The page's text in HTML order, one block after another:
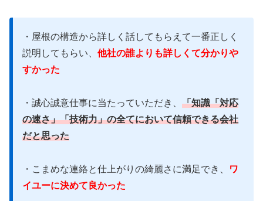
できる会社だと思いました。
・屋根の構造から詳しく話してもらえて一番正しく
説明してもらい、 他社の誰よりも詳しくて分かりや
すかった
・誠心誠意仕事に当たっていただき、 「知識「対応
の速さ」「技術力」の全てにおいて信頼できる会社
だと思った
・こまめな連絡と仕上がりの綺麗さに満足でき、
ワ
イユーに決めて良かった